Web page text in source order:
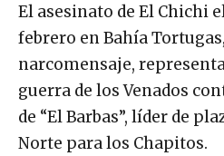
El asesinato de El Chichi
febrero en Bahía
narcomensaje,
guerra de los Venados
de “El Barbas”, líder de
Norte para los Chapitos.